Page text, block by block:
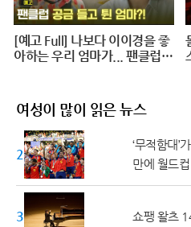
[예고 Full] 나보다 이이경을 좋
아하는 우리 엄마가... 팬클럽
여성이 많이 읽은 뉴스
20대 ↓
‘무적함대’
만에 월드
30대 쇼팽 왈츠